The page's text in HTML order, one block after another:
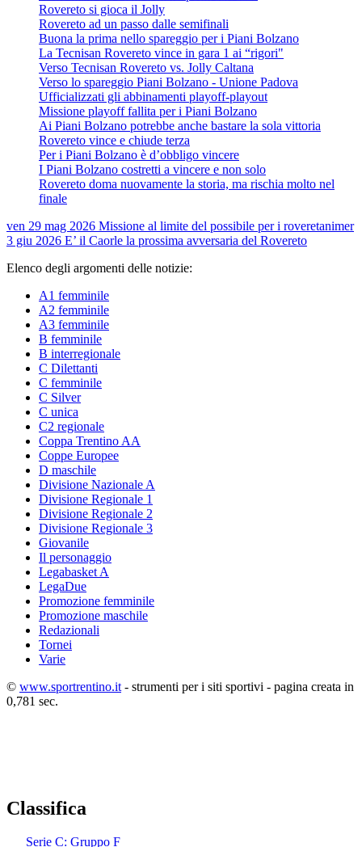
Rovereto si gioca il Jolly
Rovereto ad un passo dalle semifinali
Buona la prima nello spareggio per i Piani Bolzano
La Tecnisan Rovereto vince in gara 1 ai “rigori"
Verso Tecnisan Rovereto vs. Jolly Caltana
Verso lo spareggio Piani Bolzano - Unione Padova
Ufficializzati gli abbinamenti playoff-playout
Missione playoff fallita per i Piani Bolzano
Ai Piani Bolzano potrebbe anche bastare la sola vittoria
Rovereto vince e chiude terza
Per i Piani Bolzano è d’obbligo vincere
I Piani Bolzano costretti a vincere e non solo
Rovereto doma nuovamente la storia, ma rischia molto nel
finale
ven 29 mag 2026 Missione al limite del possibile per i roveretanimer
3 giu 2026 E’ il Caorle la prossima avversaria del Rovereto
Elenco degli argomenti delle notizie:
A1 femminile
A2 femminile
A3 femminile
B femminile
B interregionale
C Dilettanti
C femminile
C Silver
C unica
C2 regionale
Coppa Trentino AA
Coppe Europee
D maschile
Divisione Nazionale A
Divisione Regionale 1
Divisione Regionale 2
Divisione Regionale 3
Giovanile
Il personaggio
Legabasket A
LegaDue
Promozione femminile
Promozione maschile
Redazionali
Tornei
Varie
© www.sportrentino.it - strumenti per i siti sportivi - pagina creata in
0,781 sec.
Classifica
Serie C: Gruppo F